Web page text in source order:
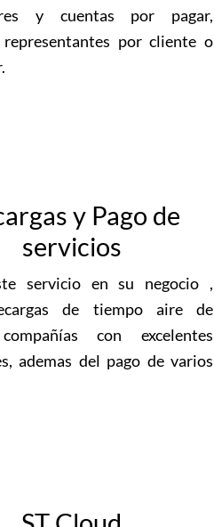
y cuentas por pagar,
por cliente o
y Pago de
servicios
servicio en su negocio ,
de tiempo aire de
con excelentes
ademas del pago de varios